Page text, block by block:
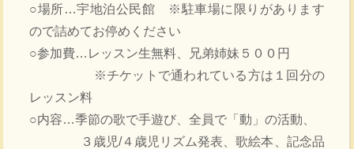
○場所…宇地泊公民館 ※駐車場に限りがあります
ので詰めてお停めください
○参加費…レッスン生無料、兄弟姉妹５００円
※チケットで通われている方は１回分の
レッスン料
○内容…季節の歌で手遊び、全員で「動」の活動、
３歳児/４歳児リズム発表、歌絵本、記念品